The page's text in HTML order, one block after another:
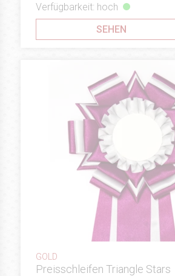
Verfügbarkeit: hoch
SEHEN
GOLD
Preisschleifen Triangle Stars